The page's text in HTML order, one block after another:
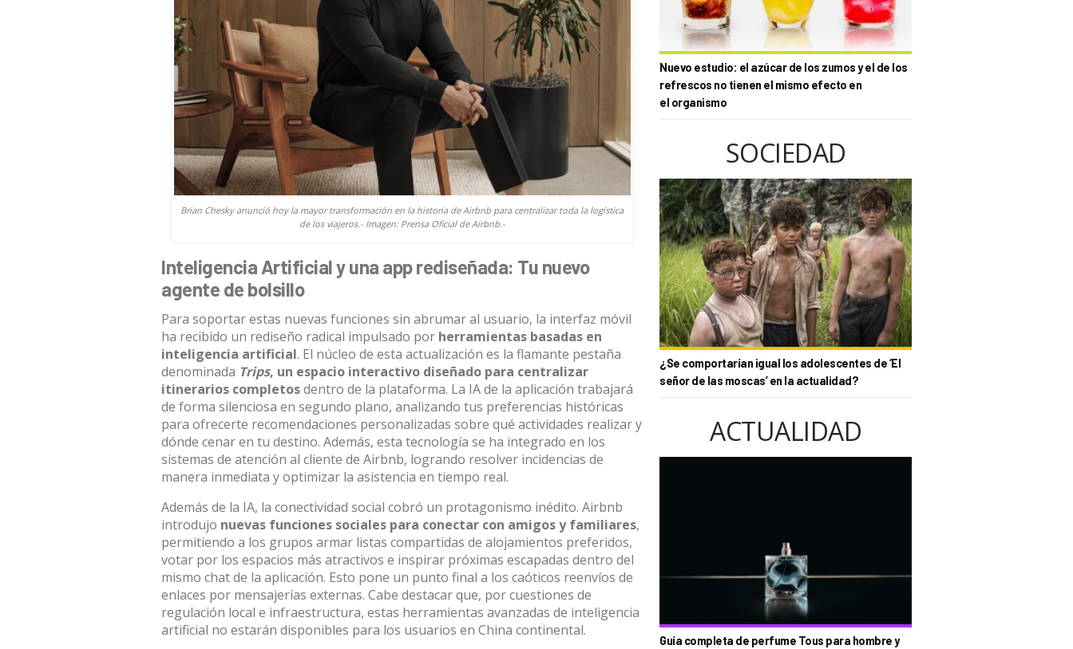
Brian Chesky anunció hoy la mayor transformación en la historia de Airbnb para centralizar toda la logística
de los viajeros.- Imagen: Prensa Oficial de Airbnb.-
Inteligencia Artificial y una app rediseñada: Tu nuevo
agente de bolsillo
Para soportar estas nuevas funciones sin abrumar al usuario, la interfaz móvil
ha recibido un rediseño radical impulsado por herramientas basadas en
inteligencia artificial. El núcleo de esta actualización es la flamante pestaña
denominada Trips, un espacio interactivo diseñado para centralizar
itinerarios completosdentro de la plataforma. La IA de la aplicación trabajará
de forma silenciosa en segundo plano, analizando tus preferencias históricas
para ofrecerte recomendaciones personalizadas sobre qué actividades realizar y
dónde cenar en tu destino. Además, esta tecnología se ha integrado en los
sistemas de atención al cliente de Airbnb, logrando resolver incidencias de
manera inmediata y optimizar la asistencia en tiempo real.
Además de la IA, la conectividad social cobró un protagonismo inédito. Airbnb
introdujo nuevas funciones sociales para conectar con amigos y familiares,
permitiendo a los grupos armar listas compartidas de alojamientos preferidos,
votar por los espacios más atractivos e inspirar próximas escapadas dentro del
mismo chat de la aplicación. Esto pone un punto final a los caóticos reenvíos de
enlaces por mensajerías externas. Cabe destacar que, por cuestiones de
regulación local e infraestructura, estas herramientas avanzadas de inteligencia
artificial no estarán disponibles para los usuarios en China continental.
Nuevo estudio: el azúcar de los zumos y el de los
refrescos no tienen el mismo efecto en
el organismo
SOCIEDAD
¿Se comportarían igual los adolescentes de ‘El
señor de las moscas’ en la actualidad?
ACTUALIDAD
Guía completa de perfume Tous para hombre y